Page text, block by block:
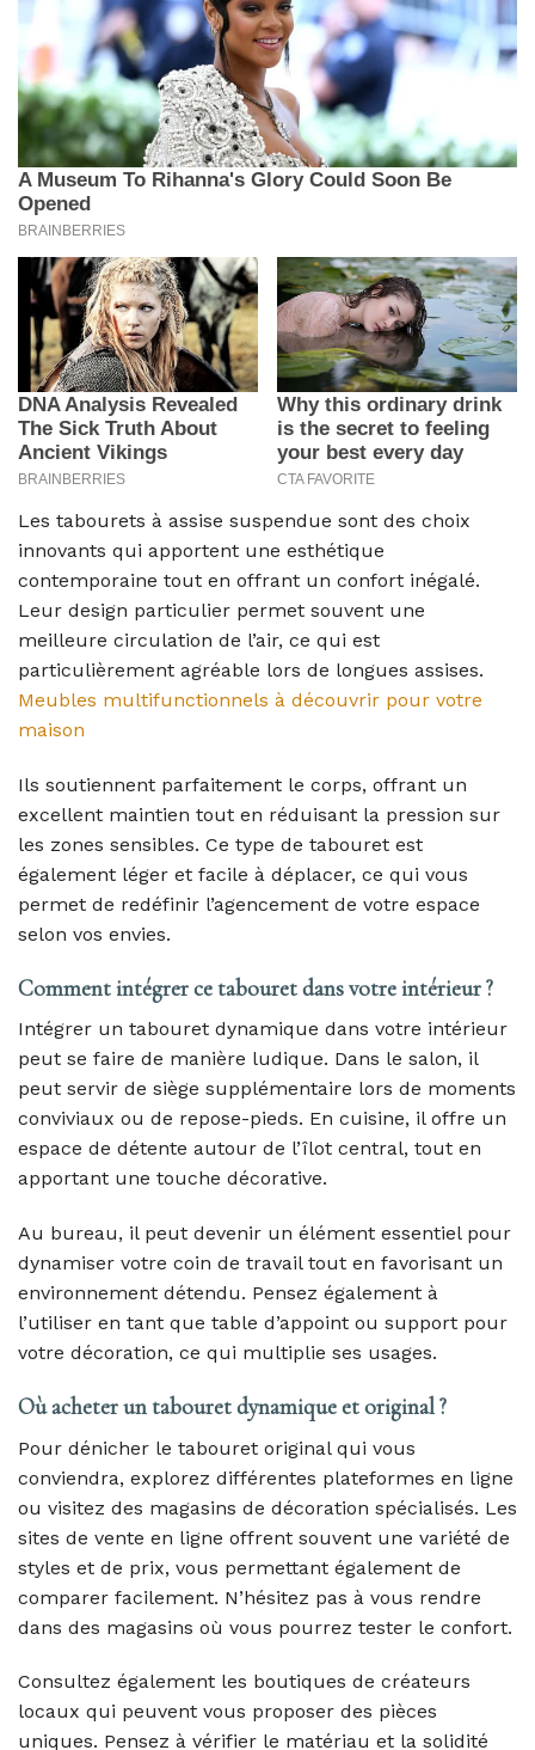
Les tabourets à assise suspendue sont des choix
innovants qui apportent une esthétique
contemporaine tout en offrant un confort inégalé.
Leur design particulier permet souvent une
meilleure circulation de l’air, ce qui est
particulièrement agréable lors de longues assises.
Meubles multifunctionnels à découvrir pour votre
maison
Ils soutiennent parfaitement le corps, offrant un
excellent maintien tout en réduisant la pression sur
les zones sensibles. Ce type de tabouret est
également léger et facile à déplacer, ce qui vous
permet de redéfinir l’agencement de votre espace
selon vos envies.
Comment intégrer ce tabouret dans votre intérieur ?
Intégrer un tabouret dynamique dans votre intérieur
peut se faire de manière ludique. Dans le salon, il
peut servir de siège supplémentaire lors de moments
conviviaux ou de repose-pieds. En cuisine, il offre un
espace de détente autour de l’îlot central, tout en
apportant une touche décorative.
Au bureau, il peut devenir un élément essentiel pour
dynamiser votre coin de travail tout en favorisant un
environnement détendu. Pensez également à
l’utiliser en tant que table d’appoint ou support pour
votre décoration, ce qui multiplie ses usages.
Où acheter un tabouret dynamique et original ?
Pour dénicher le tabouret original qui vous
conviendra, explorez différentes plateformes en ligne
ou visitez des magasins de décoration spécialisés. Les
sites de vente en ligne offrent souvent une variété de
styles et de prix, vous permettant également de
comparer facilement. N’hésitez pas à vous rendre
dans des magasins où vous pourrez tester le confort.
Consultez également les boutiques de créateurs
locaux qui peuvent vous proposer des pièces
uniques. Pensez à vérifier le matériau et la solidité